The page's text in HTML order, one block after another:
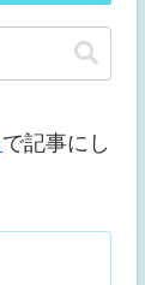
で記事にし